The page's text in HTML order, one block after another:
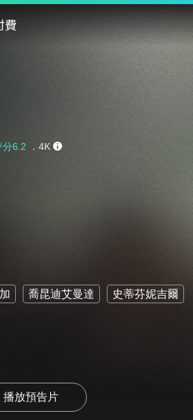
費
分6.2 ．4K
喬昆迪艾曼達 史蒂芬妮吉爾
播放預告片